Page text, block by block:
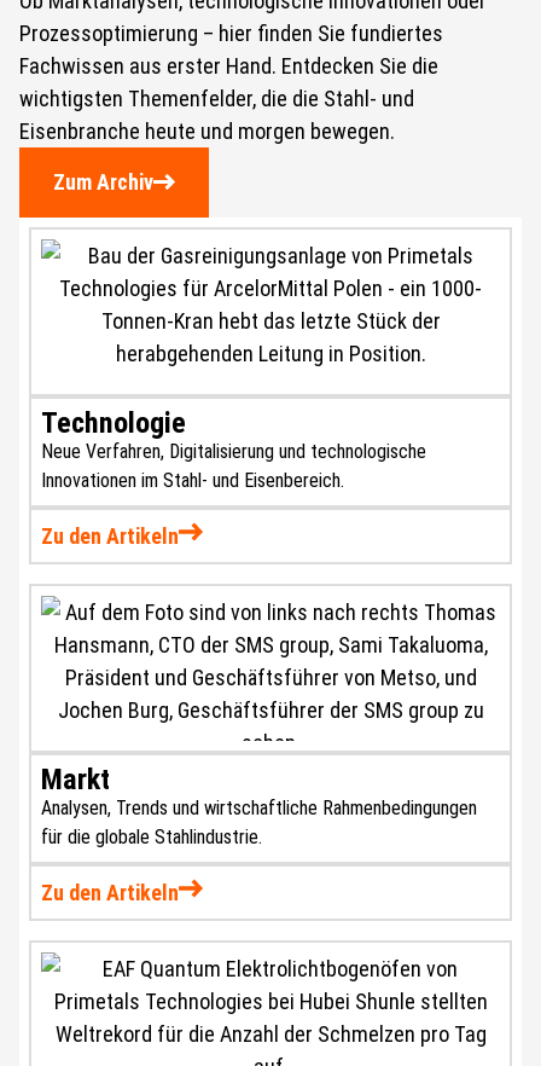
Prozessoptimierung – hier finden Sie fundiertes
Fachwissen aus erster Hand. Entdecken Sie die
wichtigsten Themenfelder, die die Stahl- und
Eisenbranche heute und morgen bewegen.
Zum Archiv
Technologie
Neue Verfahren, Digitalisierung und technologische
Innovationen im Stahl- und Eisenbereich.
Zu den Artikeln
Markt
Analysen, Trends und wirtschaftliche Rahmenbedingungen
für die globale Stahlindustrie.
Zu den Artikeln